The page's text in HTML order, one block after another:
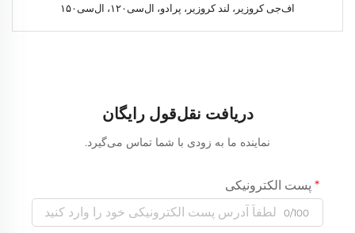
اف‌جی کروزیر، لند کروزیر، پرادو، ال‌سی۱۲۰، ال‌سی۱۵۰
دریافت نقل‌قول رایگان
نماینده ما به زودی با شما تماس می‌گیرد.
پست الکترونیکی
0/100